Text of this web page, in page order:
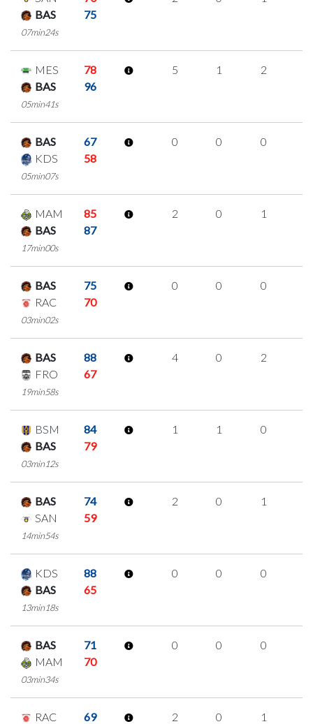
BAS
75
07min24s
MES
78
BAS
96
05min41s
5 1 2
BAS
67
KDS
58
05min07s
0 0 0
MAM
85
BAS
87
17min00s
2 0 1
BAS
75
RAC
70
03min02s
0 0 0
BAS
88
FRO
67
19min58s
4 0 2
BSM
84
BAS
79
03min12s
1 1 0
BAS
74
SAN
59
14min54s
2 0 1
KDS
88
BAS
65
13min18s
0 0 0
BAS
71
MAM
70
03min34s
0 0 0
RAC
69
2 0 1